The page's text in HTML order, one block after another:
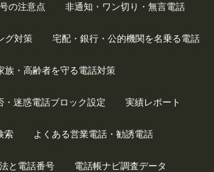
の注意点 非通知・ワン切り・無言電話
グ対策 宅配・銀行・公的機関を名乗る電話
族・高齢者を守る電話対策
・迷惑電話ブロック設定 実績レポート
索 よくある営業電話・勧誘電話
と電話番号 電話帳ナビ調査データ